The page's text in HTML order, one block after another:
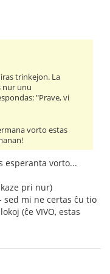
trinkejon. La
nur unu
"Prave, vi
vorto estas
esperanta vorto...
pri nur)
mi ne certas ĉu tio
(ĉe VIVO, estas